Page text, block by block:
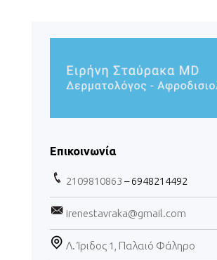
Επικοινωνία
2109810863 – 6948214492
irenestavraka@gmail.com
Λ. Ίριδος 1, Παλαιό Φάληρο